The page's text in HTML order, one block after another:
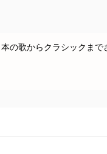
の歌からクラシックまで